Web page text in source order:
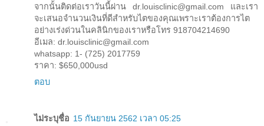
จากนั้นติดต่อเราวันนี้ผ่าน dr.louisclinic@gmail.com และเรา
จะเสนอจำนวนเงินที่ดีสำหรับไตของคุณเพราะเราต้องการไต
อย่างเร่งด่วนในคลินิกของเราหรือโทร 918704214690
อีเมล: dr.louisclinic@gmail.com
whatsapp: 1- (725) 2017759
ราคา: $650,000usd
ตอบ
ไม่ระบุชื่อ 15 กันยายน 2562 เวลา 05:25